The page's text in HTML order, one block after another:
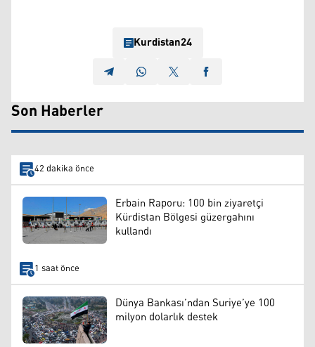
Kurdistan24
Son Haberler
42 dakika önce
Erbain Raporu: 100 bin ziyaretçi
Kürdistan Bölgesi güzergahını
kullandı
1 saat önce
Dünya Bankası’ndan Suriye’ye 100
milyon dolarlık destek